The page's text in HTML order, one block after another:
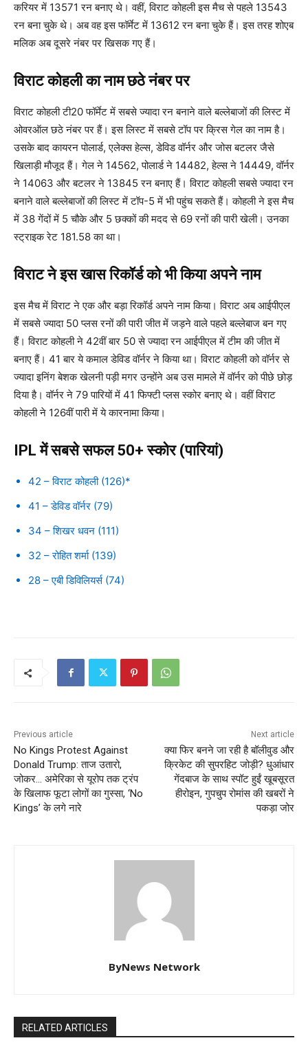
करियर में 13571 रन बनाए थे। वहीं, विराट कोहली इस मैच से पहले 13543
रन बना चुके थे। अब वह इस फॉर्मेट में 13612 रन बना चुके हैं। इस तरह शोएब
मलिक अब दूसरे नंबर पर खिसक गए हैं।
विराट कोहली का नाम छठे नंबर पर
विराट कोहली टी20 फॉर्मेट में सबसे ज्यादा रन बनाने वाले बल्लेबाजों की लिस्ट में
ओवरऑल छठे नंबर पर हैं। इस लिस्ट में सबसे टॉप पर क्रिस गेल का नाम है।
उसके बाद कायरन पोलार्ड, एलेक्स हेल्स, डेविड वॉर्नर और जोस बटलर जैसे
खिलाड़ी मौजूद हैं। गेल ने 14562, पोलार्ड ने 14482, हेल्स ने 14449, वॉर्नर
ने 14063 और बटलर ने 13845 रन बनाए हैं। विराट कोहली सबसे ज्यादा रन
बनाने वाले बल्लेबाजों की लिस्ट में टॉप-5 में भी पहुंच सकते हैं। कोहली ने इस मैच
में 38 गेंदों में 5 चौके और 5 छक्कों की मदद से 69 रनों की पारी खेली। उनका
स्ट्राइक रेट 181.58 का था।
विराट ने इस खास रिकॉर्ड को भी किया अपने नाम
इस मैच में विराट ने एक और बड़ा रिकॉर्ड अपने नाम किया। विराट अब आईपीएल
में सबसे ज्यादा 50 प्लस रनों की पारी जीत में जड़ने वाले पहले बल्लेबाज बन गए
हैं। विराट कोहली ने 42वीं बार 50 से ज्यादा रन आईपीएल में टीम की जीत में
बनाए हैं। 41 बार ये कमाल डेविड वॉर्नर ने किया था। विराट कोहली को वॉर्नर से
ज्यादा इनिंग बेशक खेलनी पड़ी मगर उन्होंने अब उस मामले में वॉर्नर को पीछे छोड़
दिया है। वॉर्नर ने 79 पारियों में 41 फिफ्टी प्लस स्कोर बनाए थे। वहीं विराट
कोहली ने 126वीं पारी में ये कारनामा किया।
IPL में सबसे सफल 50+ स्कोर (पारियां)
42 – विराट कोहली (126)*
41 – डेविड वॉर्नर (79)
34 – शिखर धवन (111)
32 – रोहित शर्मा (139)
28 – एबी डिविलियर्स (74)
Previous article
No Kings Protest Against
Donald Trump: ताज उतारो,
जोकर… अमेरिका से यूरोप तक ट्रंप
के खिलाफ फूटा लोगों का गुस्सा, ‘No
Kings’ के लगे नारे
Next article
क्या फिर बनने जा रही है बॉलीवुड और
क्रिकेट की सुपरहिट जोड़ी? धुआंधार
गेंदबाज के साथ स्पॉट हुईं खूबसूरत
हीरोइन, गुपचुप रोमांस की खबरों ने
पकड़ा जोर
ByNews Network
RELATED ARTICLES